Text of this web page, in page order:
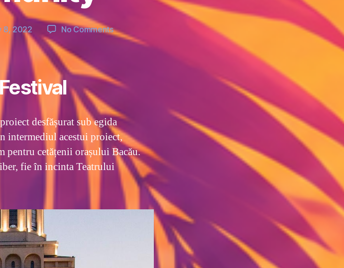
8, 2022 No Commentson
Ingenious
&
I.D.
Community
desfășurat sub egida
intermediul acestui proiect,
pentru cetățenii orașului Bacău.
fie în incinta Teatrului